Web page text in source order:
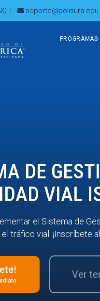
|
PROGRAMAS
DE
VIAL
el Sistema de
tráfico vial. ¡Inscríbete
Ver